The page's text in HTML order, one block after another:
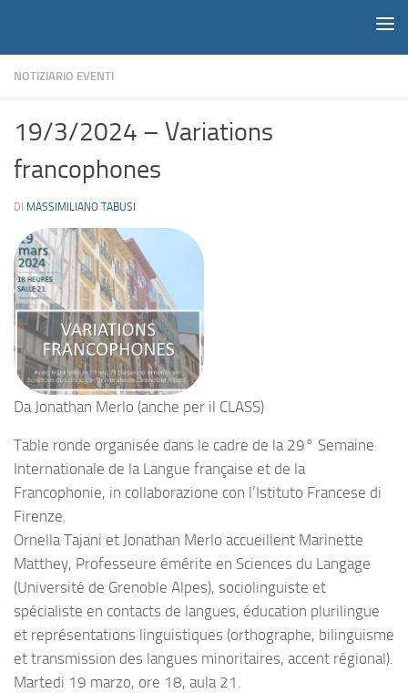
NOTIZIARIO EVENTI
19/3/2024 – Variations
francophones
DI MASSIMILIANO TABUSI
Da Jonathan Merlo (anche per il CLASS)
Table ronde organisée dans le cadre de la 29° Semaine
Internationale de la Langue française et de la
Francophonie, in collaborazione con l’Istituto Francese di
Firenze.
Ornella Tajani et Jonathan Merlo accueillent Marinette
Matthey, Professeure émérite en Sciences du Langage
(Université de Grenoble Alpes), sociolinguiste et
spécialiste en contacts de langues, éducation plurilingue
et représentations linguistiques (orthographe, bilinguisme
et transmission des langues minoritaires, accent régional).
Martedi 19 marzo, ore 18, aula 21.